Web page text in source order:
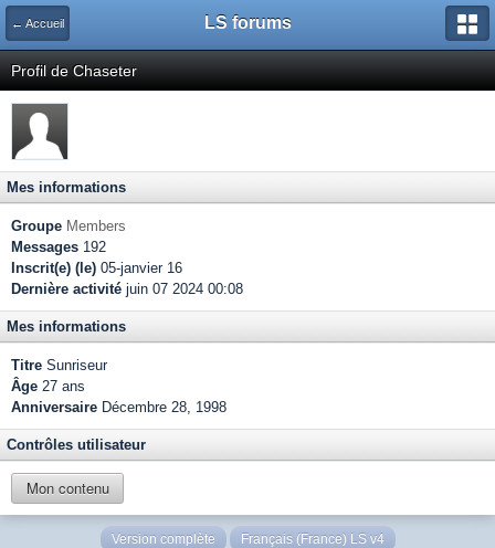
← Accueil LS forums
Profil de Chaseter
Mes informations
Groupe Members
Messages 192
Inscrit(e) (le) 05-janvier 16
Dernière activité juin 07 2024 00:08
Mes informations
Titre Sunriseur
Âge 27 ans
Anniversaire Décembre 28, 1998
Contrôles utilisateur
Mon contenu
Version complète Français (France) LS v4